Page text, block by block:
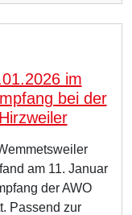
im
bei der
am 11. Januar
der AWO
Passend zur